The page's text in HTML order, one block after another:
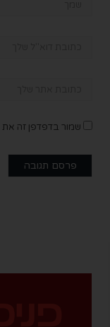
שמור בדפדפן זה